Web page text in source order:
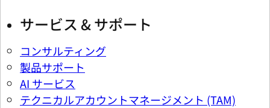
サービス & サポート
コンサルティング
製品サポート
AI サービス
テクニカルアカウントマネージメント (TAM)